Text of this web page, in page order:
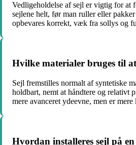
Vedligeholdelse af sejl er vigtig for at
sejlene helt, før man ruller eller
opbevares korrekt, væk fra sollys og
Hvilke materialer bruges til
Sejl fremstilles normalt af syntetiske
holdbart, nemt at håndtere og relativt
mere avanceret ydeevne, men er mere
Hvordan installeres sejl på